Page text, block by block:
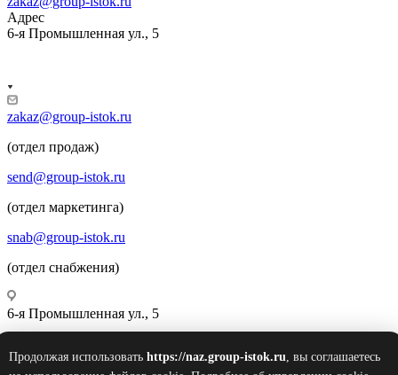
Продолжая использовать https://naz.group-istok.ru, вы соглашаетесь
Адрес
6-я Промышленная ул., 5
zakaz@group-istok.ru
(отдел продаж)
send@group-istok.ru
(отдел маркетинга)
snab@group-istok.ru
(отдел снабжения)
6-я Промышленная ул., 5
© 2026 Инновационные Современные Теплицы